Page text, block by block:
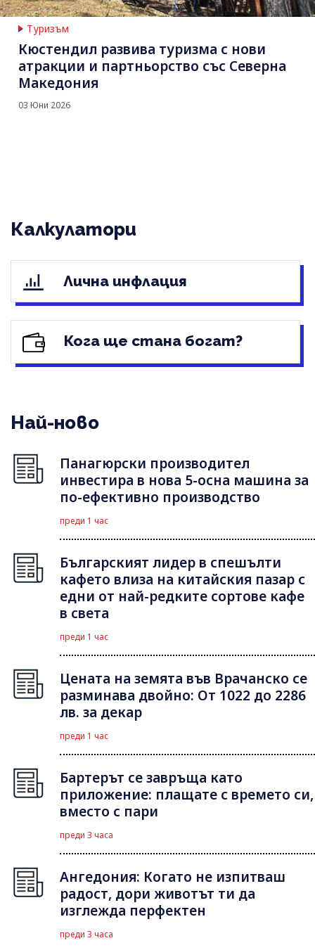
Туризъм
Кюстендил развива туризма с нови
атракции и партньорство със Северна
Македония
03 Юни 2026
Калкулатори
Лична инфлация
Кога ще стана богат?
Най-ново
Панагюрски производител
инвестира в нова 5-осна машина за
по-ефективно производство
преди 1 час
Българският лидер в спешълти
кафето влиза на китайския пазар с
едни от най-редките сортове кафе
в света
преди 1 час
Цената на земята във Врачанско се
разминава двойно: От 1022 до 2286
лв. за декар
преди 1 час
Бартерът се завръща като
приложение: плащате с времето си,
вместо с пари
преди 3 часа
Ангедония: Когато не изпитваш
радост, дори животът ти да
изглежда перфектен
преди 3 часа